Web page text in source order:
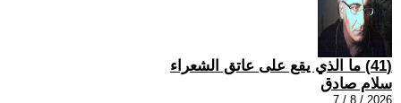
(41) ما الذي يقع على عاتق الشعراء
سلام صادق
2026 / 8 / 7